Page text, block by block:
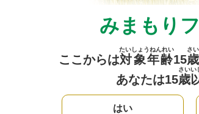
みまもり
ここからは対象年齢
たいしょうねんれい
15歳
さい
あなたは15歳
さいい
はい